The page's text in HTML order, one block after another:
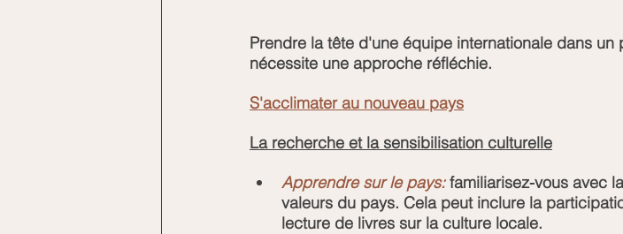
Prendre la tête d'une équipe internationale dans
nécessite une approche réfléchie.
S'acclimater au nouveau pays
La recherche et la sensibilisation culturelle
Apprendre sur le pays: familiarisez-vous avec
valeurs du pays. Cela peut inclure la
lecture de livres sur la culture locale.